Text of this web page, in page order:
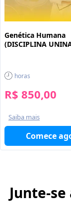
Genética Humana
(DISCIPLINA
horas
R$ 850,00
Saiba mais
Comece
Junte-